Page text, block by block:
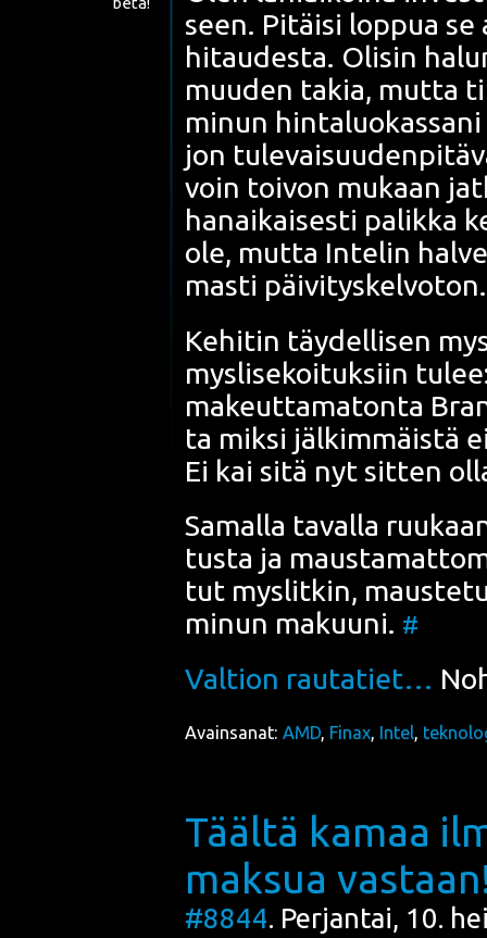
seen. Pitäi­si lop­pua
hitau­des­ta. Oli­sin
muu­den takia, mut­ta
minun
jon
voin toi­von mukaan
han­ai­kai­ses­ti palik­ka
ole, mut­ta Inte­lin
mas­ti
Kehi­tin täy­del­li­sen
mys­li­se­koi­tuk­siin
makeut­ta­ma­ton­ta
ta mik­si jäl­kim­mäis­tä
Ei kai sitä nyt sit­ten
Samal­la taval­la
tus­ta ja
tut mys­lit­kin,
minun makuu­ni. #
Val­tion rau­ta­tiet…
Avainsanat: AMD Finax Intel
Täältä kamaa
maksua
#8844. Perjantai, 10.